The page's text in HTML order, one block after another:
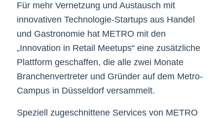
Für mehr Vernetzung und Austausch mit
innovativen Technologie-Startups aus Handel
und Gastronomie hat METRO mit den
„Innovation in Retail Meetups“ eine zusätzliche
Plattform geschaffen, die alle zwei Monate
Branchenvertreter und Gründer auf dem Metro-
Campus in Düsseldorf versammelt.
Speziell zugeschnittene Services von METRO